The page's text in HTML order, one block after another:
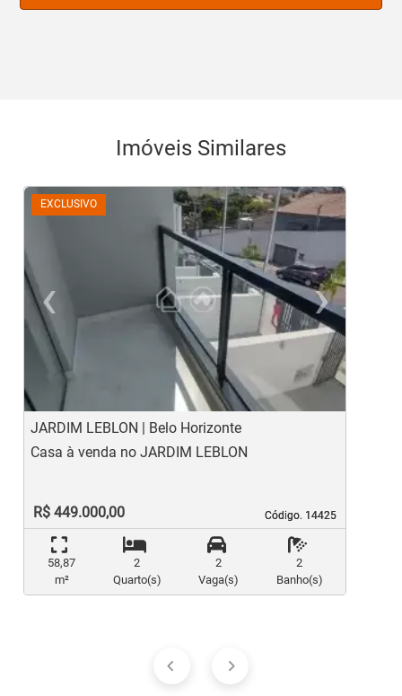
Imóveis Similares
EXCLUSIVO
‹
Previous
›
JARDIM LEBLON | Belo Horizonte
Código. 14425
Código. 14425
Casa à venda no JARDIM LEBLON
R$ 449.000,00
58,87
m²
2
Quarto(s)
2
Vaga(s)
2
Banho(s)